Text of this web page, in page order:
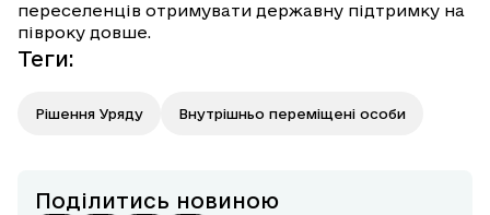
переселенців отримувати державну підтримку на
півроку довше.
Теги:
Рішення Уряду Внутрішньо переміщені особи
Поділитись новиною